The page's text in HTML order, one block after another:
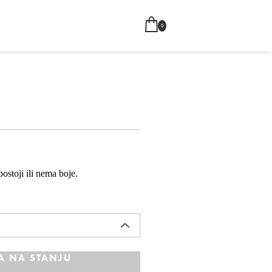
0
ili nema boje.
NA STANJU